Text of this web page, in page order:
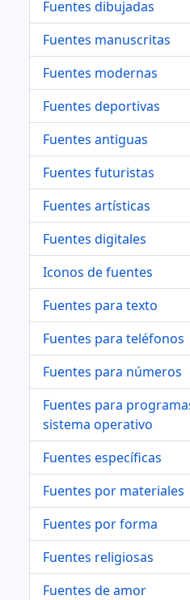
Fuentes dibujadas
Fuentes manuscritas
Fuentes modernas
Fuentes deportivas
Fuentes antiguas
Fuentes futuristas
Fuentes artísticas
Fuentes digitales
Iconos de fuentes
Fuentes para texto
Fuentes para teléfonos
Fuentes para números
Fuentes para
sistema operativo
Fuentes específicas
Fuentes por materiales
Fuentes por forma
Fuentes religiosas
Fuentes de amor